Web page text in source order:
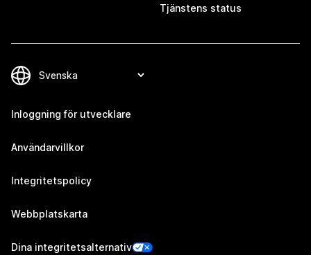
Tjänstens status
Inloggning för utvecklare
Användarvillkor
Integritetspolicy
Webbplatskarta
Dina integritetsalternativ